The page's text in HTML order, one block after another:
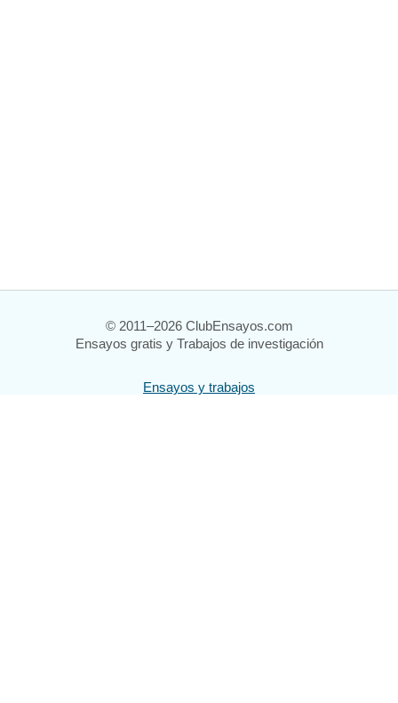
© 2011–2026 ClubEnsayos.com
Ensayos gratis y Trabajos de investigación
Ensayos y trabajos